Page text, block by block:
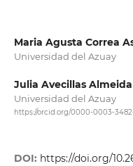
Maria Agusta Correa
Universidad del Azuay
Julia Avecillas Almeida
Universidad del Azuay
https://orcid.org/0000-0003-
DOI: https://doi.org/